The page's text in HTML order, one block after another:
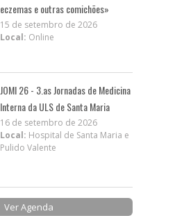
eczemas e outras comichões»
15 de setembro de 2026
Local: Online
JOMI 26 - 3.as Jornadas de Medicina
Interna da ULS de Santa Maria
16 de setembro de 2026
Local: Hospital de Santa Maria e
Pulido Valente
Ver Agenda